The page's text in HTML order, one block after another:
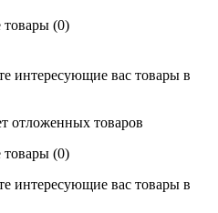
(0)
интересующие вас товары в
отложенных товаров
(0)
интересующие вас товары в